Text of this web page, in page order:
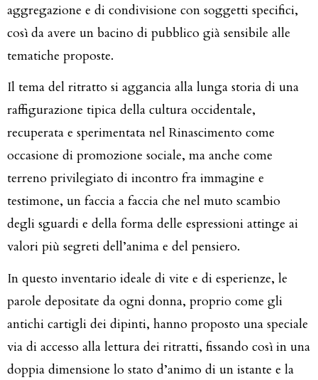
aggregazione e di condivisione con soggetti specifici,
così da avere un bacino di pubblico già sensibile alle
tematiche proposte.
Il tema del ritratto si aggancia alla lunga storia di una
raffigurazione tipica della cultura occidentale,
recuperata e sperimentata nel Rinascimento come
occasione di promozione sociale, ma anche come
terreno privilegiato di incontro fra immagine e
testimone, un faccia a faccia che nel muto scambio
degli sguardi e della forma delle espressioni attinge ai
valori più segreti dell’anima e del pensiero.
In questo inventario ideale di vite e di esperienze, le
parole depositate da ogni donna, proprio come gli
antichi cartigli dei dipinti, hanno proposto una speciale
via di accesso alla lettura dei ritratti, fissando così in una
doppia dimensione lo stato d’animo di un istante e la